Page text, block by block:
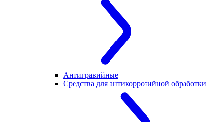
Антигравийные
Средства для антикоррозийной обработки